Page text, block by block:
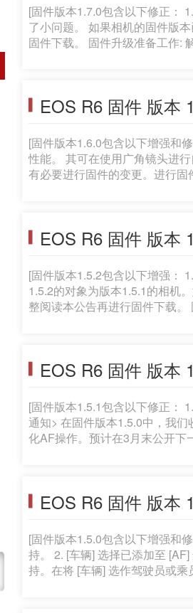
[固件版本1.7.0包含以下修正：
了小问题。 如果相机的固件版本已经是1.7.0，则没有必要进行固件的变更。进行固件升级时，请完整阅读本公告再进行
固件下载。 固件升级准备工作: 解压缩下载的压缩文件(dmg文件)后，会安装固件磁盘映像。 *解压缩下载的压缩文件: 下
下是之前版本固件的更新记录
EOS R6 固件 版本
[固件版本1.6.0包含以下增强和
性能。 其可在使用广角镜头进行自拍或边走边
有必要进行固件的变更。进行固件升级时，请
EOSR6160.FIR，文件大小:
EOS R6 固件 版本
[固件版本1.5.2包含以下增强： 1. 提
1.5.2的对象为版本1.5.1的相机
整阅读本公告再进行固件下载。 固件升级准备工作: 解压缩下载的压缩文件(dmg文件)后，会安装固件磁盘映像。 *解压缩
(以下是之前版本固件的更新记
能无法使用
EOS R6 固件 版本
[固件版本1.5.1包含以下修正：
通知> 在固件版本1.5.0中，我
化AF操作。预计在3月末公开下一个固件。 本次的固件版本1.5.1的对象为版本1.5.0的相
件大小: 48,443,408 字节)和固
EOS R6 固件 版本
[固件版本1.5.0包含以下增强和
持。 2. [车辆] 选择已添加至
持。在将 [车辆] 选作驾驶员或